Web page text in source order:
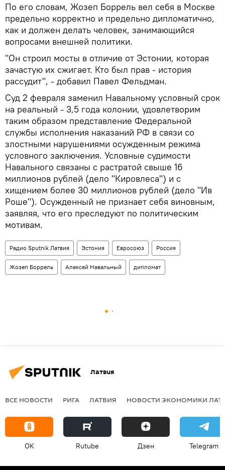
По его словам, Жозеп Боррель вел себя в Москве
предельно корректно и предельно дипломатично,
как и должен делать человек, занимающийся
вопросами внешней политики.
"Он строил мосты в отличие от Эстонии, которая
зачастую их сжигает. Кто был прав - история
рассудит", - добавил Павел Фельдман.
Суд 2 февраля заменил Навальному условный срок
на реальный - 3,5 года колонии, удовлетворим
таким образом представление Федеральной
службы исполнения наказаний РФ в связи со
злостными нарушениями осужденным режима
условного заключения. Условные судимости
Навального связаны с растратой свыше 16
миллионов рублей (дело "Кировлеса") и с
хищением более 30 миллионов рублей (дело "Ив
Роше"). Осужденный не признает себя виновным,
заявляя, что его преследуют по политическим
мотивам.
Радио Sputnik Латвия Эстония Евросоюз Россия
Жозеп Боррель Алексей Навальный дипломат
Латвия
ВСЕ НОВОСТИ РИГА ЛАТВИЯ НОВОСТИ ЭКОНОМИКИ
OK Rutube Дзен Telegram